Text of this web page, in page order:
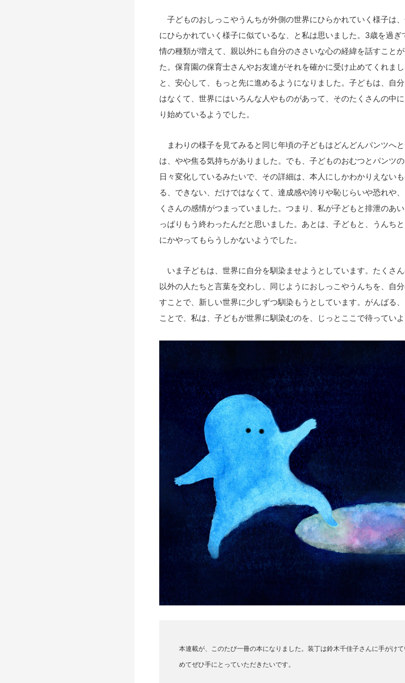
子どものおしっこやうんちが外側の世界にひらかれていく様子は
にひらかれていく様子に似ているな、と私は思いました。 3歳を過ぎ
情の種類が増えて、親以外にも自分のささいな心の経緯を話すこと
た。保育園の保育士さんやお友達がそれを確かに受け止めてくれま
と、安心して、もっと先に進めるようになりました。子どもは、自
はなくて、世界にはいろんな人やものがあって、そのたくさんの中
り始めているようでした。
まわりの様子を見てみると同じ年頃の子どもはどんどんパンツへ
は、やや焦る気持ちがありました。でも、子どものおむつとパンツ
日々変化しているみたいで、その詳細は、本人にしかわかりえない
る、できない、だけではなくて、達成感や誇りや恥じらいや恐れや
くさんの感情がつまっていました。つまり、私が子どもと排泄のあ
っぱりもう終わったんだと思いました。あとは、子どもと、うんち
にかやってもらうしかないようでした。
いま子どもは、世界に自分を馴染ませようとしています。たくさ
以外の人たちと言葉を交わし、同じようにおしっこやうんちを、自
すことで、新しい世界に少しずつ馴染もうとしています。がんばる
ことで、私は、子どもが世界に馴染むのを、じっとここで待っていよ
本連載が、このたび一冊の本になりました。装丁は鈴木千佳子さんに手がけ
めてぜひ手にとっていただきたいです。